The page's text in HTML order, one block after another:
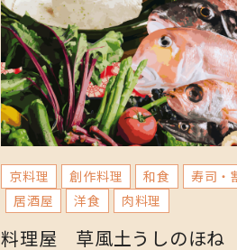
京料理 創作料理 和食
寿司・
居酒屋
洋食 肉料理
料理屋 草風土うしのほね